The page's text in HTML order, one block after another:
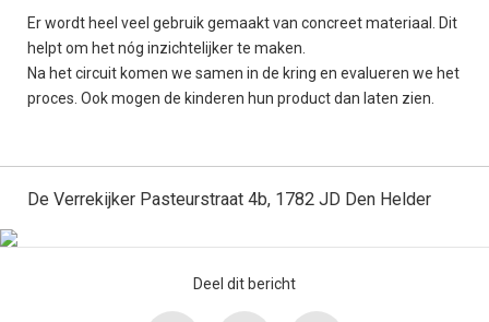
Er wordt heel veel gebruik gemaakt van concreet materiaal. Dit
helpt om het nóg inzichtelijker te maken.
Na het circuit komen we samen in de kring en evalueren we het
proces. Ook mogen de kinderen hun product dan laten zien.
De Verrekijker Pasteurstraat 4b, 1782 JD Den Helder
Deel dit bericht